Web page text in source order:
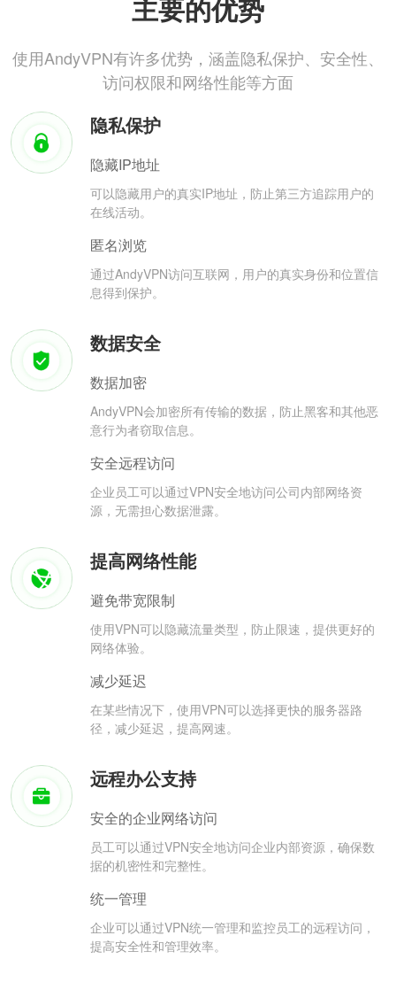
主要的优势
使用AndyVPN有许多优势，涵盖隐私保护、安全性、
访问权限和网络性能等方面
隐私保护
隐藏IP地址
可以隐藏用户的真实IP地址，防止第三方追踪用户的
在线活动。
匿名浏览
通过AndyVPN访问互联网，用户的真实身份和位置信
息得到保护。
数据安全
数据加密
AndyVPN会加密所有传输的数据，防止黑客和其他恶
意行为者窃取信息。
安全远程访问
企业员工可以通过VPN安全地访问公司内部网络资
源，无需担心数据泄露。
提高网络性能
避免带宽限制
使用VPN可以隐藏流量类型，防止限速，提供更好的
网络体验。
减少延迟
在某些情况下，使用VPN可以选择更快的服务器路
径，减少延迟，提高网速。
远程办公支持
安全的企业网络访问
员工可以通过VPN安全地访问企业内部资源，确保数
据的机密性和完整性。
统一管理
企业可以通过VPN统一管理和监控员工的远程访问，
提高安全性和管理效率。